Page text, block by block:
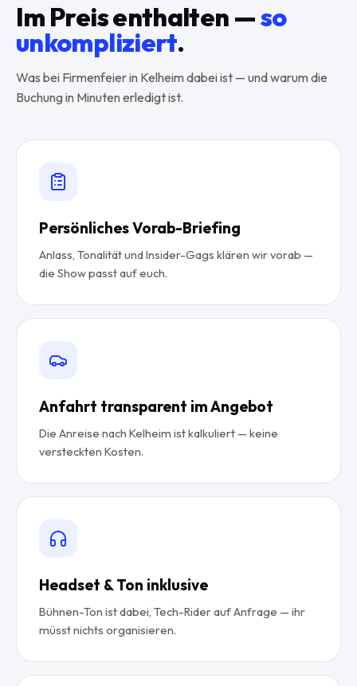
Im Preis enthalten —so
unkompliziert.
Was bei Firmenfeier in Kelheim dabei ist — und warum die
Buchung in Minuten erledigt ist.
Persönliches Vorab-Briefing
Anlass, Tonalität und Insider-Gags klären wir vorab —
die Show passt auf euch.
Anfahrt transparent im Angebot
Die Anreise nach Kelheim ist kalkuliert — keine
versteckten Kosten.
Headset & Ton inklusive
Bühnen-Ton ist dabei, Tech-Rider auf Anfrage — ihr
müsst nichts organisieren.